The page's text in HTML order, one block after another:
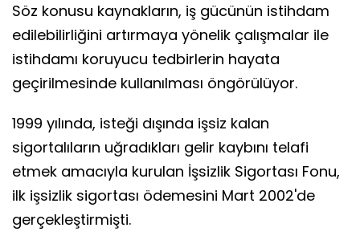
Söz konusu kaynakların, iş gücünün istihdam
edilebilirliğini artırmaya yönelik çalışmalar ile
istihdamı koruyucu tedbirlerin hayata
geçirilmesinde kullanılması öngörülüyor.
1999 yılında, isteği dışında işsiz kalan
sigortalıların uğradıkları gelir kaybını telafi
etmek amacıyla kurulan İşsizlik Sigortası Fonu,
ilk işsizlik sigortası ödemesini Mart 2002'de
gerçekleştirmişti.